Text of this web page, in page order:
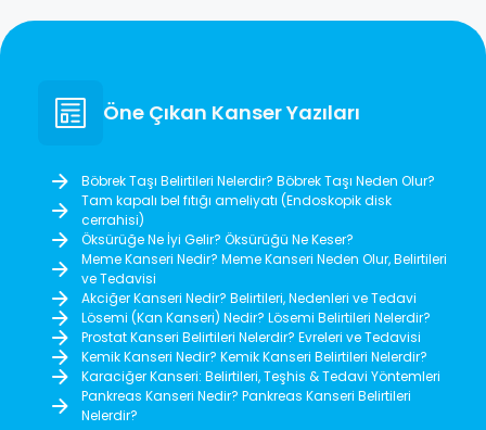
Öne Çıkan Kanser Yazıları
Böbrek Taşı Belirtileri Nelerdir? Böbrek Taşı Neden Olur?
Tam kapalı bel fıtığı ameliyatı (Endoskopik disk
cerrahisi)
Öksürüğe Ne İyi Gelir? Öksürüğü Ne Keser?
Meme Kanseri Nedir? Meme Kanseri Neden Olur, Belirtileri
ve Tedavisi
Akciğer Kanseri Nedir? Belirtileri, Nedenleri ve Tedavi
Lösemi (Kan Kanseri) Nedir? Lösemi Belirtileri Nelerdir?
Prostat Kanseri Belirtileri Nelerdir? Evreleri ve Tedavisi
Kemik Kanseri Nedir? Kemik Kanseri Belirtileri Nelerdir?
Karaciğer Kanseri: Belirtileri, Teşhis & Tedavi Yöntemleri
Pankreas Kanseri Nedir? Pankreas Kanseri Belirtileri
Nelerdir?